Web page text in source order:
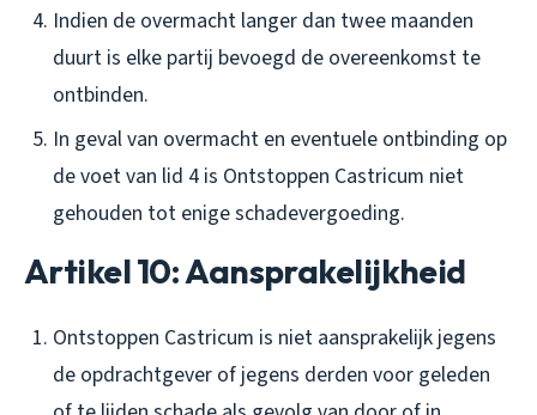
Indien de overmacht langer dan twee maanden
duurt is elke partij bevoegd de overeenkomst te
ontbinden.
In geval van overmacht en eventuele ontbinding op
de voet van lid 4 is Ontstoppen Castricum niet
gehouden tot enige schadevergoeding.
Artikel 10: Aansprakelijkheid
Ontstoppen Castricum is niet aansprakelijk jegens
de opdrachtgever of jegens derden voor geleden